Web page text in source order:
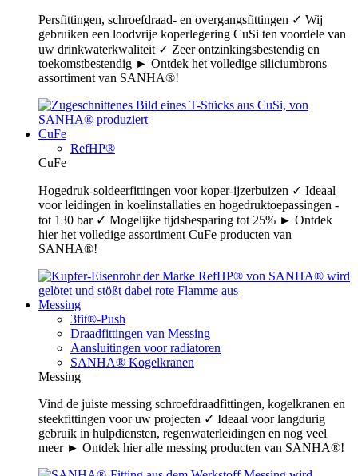
Persfittingen, schroefdraad- en overgangsfittingen ✓ Wij
gebruiken een loodvrije koperlegering CuSi ten voordele van
uw drinkwaterkwaliteit ✓ Zeer ontzinkingsbestendig en
toekomstbestendig ► Ontdek het volledige siliciumbrons
assortiment van SANHA®!
CuFe
RefHP®
CuFe
Hogedruk-soldeerfittingen voor koper-ijzerbuizen ✓ Ideaal
voor leidingen in koelinstallaties en hogedruktoepassingen -
tot 130 bar ✓ Mogelijke tijdsbesparing tot 25% ► Ontdek
hier het volledige assortiment CuFe producten van
SANHA®!
Messing
3fit®-Push
Draadfittingen van Messing
Aansluitingen voor radiatoren
SANHA® Kogelkranen
Messing
Vind de juiste messing schroefdraadfittingen, kogelkranen en
steekfittingen voor uw projecten ✓ Ideaal voor langdurig
gebruik in hulpdiensten, regenwaterleidingen en nog veel
meer ► Ontdek hier alle messing producten van SANHA®!